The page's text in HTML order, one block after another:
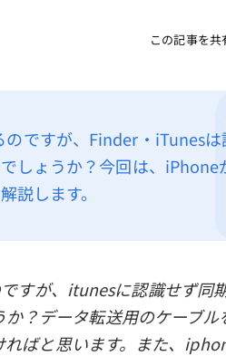
この記事を共
ですが、Finder・iTunesは
しょうか？今回は、iPhone
説します。
すが、itunesに認識せず同
？データ転送用のケーブル
ばと思います。また、